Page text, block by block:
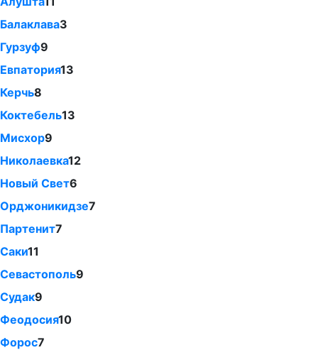
Балаклава3
Гурзуф9
Евпатория13
Керчь8
Коктебель13
Мисхор9
Николаевка12
Новый Свет6
Орджоникидзе7
Партенит7
Саки11
Севастополь9
Судак9
Феодосия10
Форос7